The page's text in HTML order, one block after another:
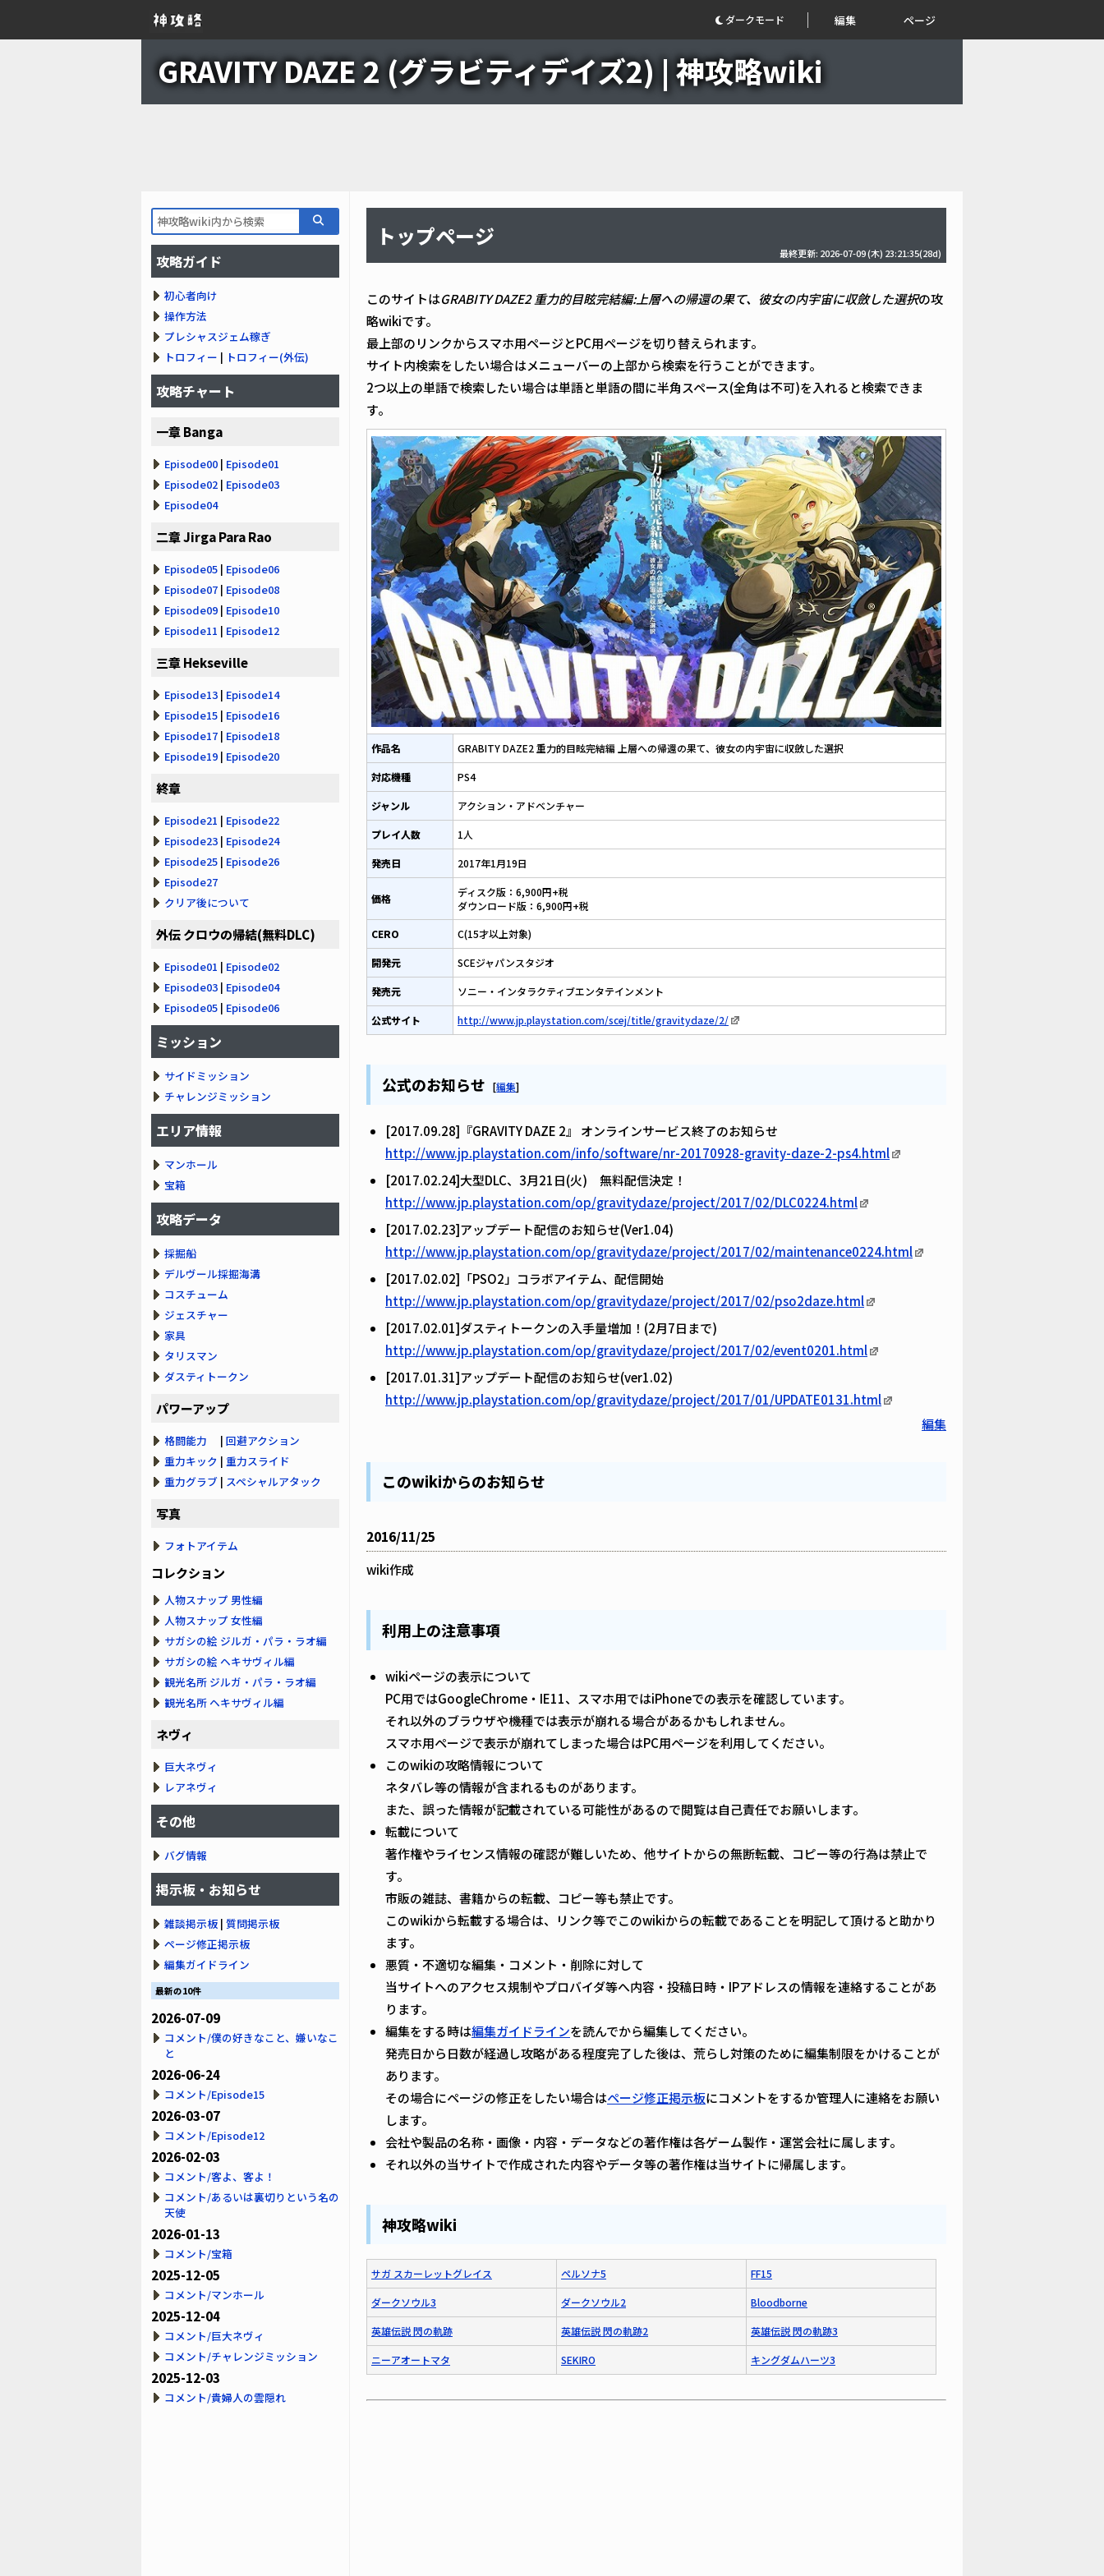
ダークモード 編集 ページ
GRAVITY DAZE 2 (グラビティデイズ2) | 神攻略wiki
トップページ
最終更新: 2026-07-09 (木) 23:21:35(28d)
このサイトはGRABITY DAZE2 重力的目眩完結編:上層への帰還の果て、彼女の内宇宙に収斂した選択の攻
略wikiです。
最上部のリンクからスマホ用ページとPC用ページを切り替えられます。
サイト内検索をしたい場合はメニューバーの上部から検索を行うことができます。
2つ以上の単語で検索したい場合は単語と単語の間に半角スペース(全角は不可)を入れると検索できま
す。
作品名 GRABITY DAZE2 重力的目眩完結編 上層への帰還の果て、彼女の内宇宙に収斂した選択
対応機種 PS4
ジャンル アクション・アドベンチャー
プレイ人数 1人
発売日 2017年1月19日
価格
ディスク版：6,900円+税
ダウンロード版：6,900円+税
CERO
C(15才以上対象)
開発元 SCEジャパンスタジオ
発売元 ソニー・インタラクティブエンタテインメント
公式サイト http://www.jp.playstation.com/scej/title/gravitydaze/2/
公式のお知らせ [編集]
[2017.09.28]『GRAVITY DAZE 2』 オンラインサービス終了のお知らせ
http://www.jp.playstation.com/info/software/nr-20170928-gravity-daze-2-ps4.html
[2017.02.24]大型DLC、3月21日(火) 無料配信決定！
http://www.jp.playstation.com/op/gravitydaze/project/2017/02/DLC0224.html
[2017.02.23]アップデート配信のお知らせ(Ver1.04)
http://www.jp.playstation.com/op/gravitydaze/project/2017/02/maintenance0224.html
[2017.02.02]「PSO2」コラボアイテム、配信開始
http://www.jp.playstation.com/op/gravitydaze/project/2017/02/pso2daze.html
[2017.02.01]ダスティトークンの入手量増加！(2月7日まで)
http://www.jp.playstation.com/op/gravitydaze/project/2017/02/event0201.html
[2017.01.31]アップデート配信のお知らせ(ver1.02)
http://www.jp.playstation.com/op/gravitydaze/project/2017/01/UPDATE0131.html
編集
このwikiからのお知らせ
2016/11/25
wiki作成
利用上の注意事項
wikiページの表示について
PC用ではGoogleChrome・IE11、スマホ用ではiPhoneでの表示を確認しています。
それ以外のブラウザや機種では表示が崩れる場合があるかもしれません。
スマホ用ページで表示が崩れてしまった場合はPC用ページを利用してください。
このwikiの攻略情報について
ネタバレ等の情報が含まれるものがあります。
また、誤った情報が記載されている可能性があるので閲覧は自己責任でお願いします。
転載について
著作権やライセンス情報の確認が難しいため、他サイトからの無断転載、コピー等の行為は禁止で
す。
市販の雑誌、書籍からの転載、コピー等も禁止です。
このwikiから転載する場合は、リンク等でこのwikiからの転載であることを明記して頂けると助かり
ます。
悪質・不適切な編集・コメント・削除に対して
当サイトへのアクセス規制やプロバイダ等へ内容・投稿日時・IPアドレスの情報を連絡することがあ
ります。
編集をする時は編集ガイドラインを読んでから編集してください。
発売日から日数が経過し攻略がある程度完了した後は、荒らし対策のために編集制限をかけることが
あります。
その場合にページの修正をしたい場合はページ修正掲示板にコメントをするか管理人に連絡をお願い
します。
会社や製品の名称・画像・内容・データなどの著作権は各ゲーム製作・運営会社に属します。
それ以外の当サイトで作成された内容やデータ等の著作権は当サイトに帰属します。
神攻略wiki
サガ スカーレットグレイス ペルソナ5 FF15
ダークソウル3 ダークソウル2 Bloodborne
英雄伝説 閃の軌跡 英雄伝説 閃の軌跡2 英雄伝説 閃の軌跡3
ニーアオートマタ SEKIRO キングダムハーツ3
攻略ガイド
初心者向け
操作方法
プレシャスジェム稼ぎ
トロフィー | トロフィー(外伝)
攻略チャート
一章 Banga
Episode00 | Episode01
Episode02 | Episode03
Episode04
二章 Jirga Para Rao
Episode05 | Episode06
Episode07 | Episode08
Episode09 | Episode10
Episode11 | Episode12
三章 Hekseville
Episode13 | Episode14
Episode15 | Episode16
Episode17 | Episode18
Episode19 | Episode20
終章
Episode21 | Episode22
Episode23 | Episode24
Episode25 | Episode26
Episode27
クリア後について
外伝 クロウの帰結(無料DLC)
Episode01 | Episode02
Episode03 | Episode04
Episode05 | Episode06
ミッション
サイドミッション
チャレンジミッション
エリア情報
マンホール
宝箱
攻略データ
採掘船
デルヴール採掘海溝
コスチューム
ジェスチャー
家具
タリスマン
ダスティトークン
パワーアップ
格闘能力 | 回避アクション
重力キック | 重力スライド
重力グラブ | スペシャルアタック
写真
フォトアイテム
コレクション
人物スナップ 男性編
人物スナップ 女性編
サガシの絵 ジルガ・パラ・ラオ編
サガシの絵 ヘキサヴィル編
観光名所 ジルガ・パラ・ラオ編
観光名所 ヘキサヴィル編
ネヴィ
巨大ネヴィ
レアネヴィ
その他
バグ情報
掲示板・お知らせ
雑談掲示板 | 質問掲示板
ページ修正掲示板
編集ガイドライン
最新の10件
2026-07-09
コメント/僕の好きなこと、嫌いなこ
と
2026-06-24
コメント/Episode15
2026-03-07
コメント/Episode12
2026-02-03
コメント/客よ、客よ！
コメント/あるいは裏切りという名の
天使
2026-01-13
コメント/宝箱
2025-12-05
コメント/マンホール
2025-12-04
コメント/巨大ネヴィ
コメント/チャレンジミッション
2025-12-03
コメント/貴婦人の雲隠れ